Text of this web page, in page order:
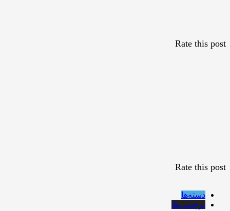
Rate this post
Rate this post
دسته‌ها
برچسب‌ها